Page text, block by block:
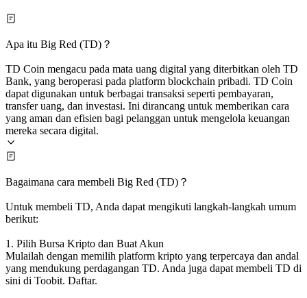
Apa itu Big Red (TD)？
TD Coin mengacu pada mata uang digital yang diterbitkan oleh TD
Bank, yang beroperasi pada platform blockchain pribadi. TD Coin
dapat digunakan untuk berbagai transaksi seperti pembayaran,
transfer uang, dan investasi. Ini dirancang untuk memberikan cara
yang aman dan efisien bagi pelanggan untuk mengelola keuangan
mereka secara digital.
Bagaimana cara membeli Big Red (TD)？
Untuk membeli TD, Anda dapat mengikuti langkah-langkah umum
berikut:
1. Pilih Bursa Kripto dan Buat Akun
Mulailah dengan memilih platform kripto yang terpercaya dan andal
yang mendukung perdagangan TD. Anda juga dapat membeli TD di
sini di Toobit. Daftar.